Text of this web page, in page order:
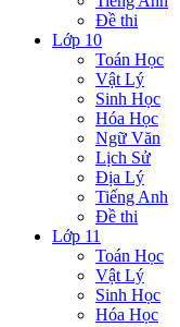
Đề thi
Lớp 10
Toán Học
Vật Lý
Sinh Học
Hóa Học
Ngữ Văn
Lịch Sử
Địa Lý
Tiếng Anh
Đề thi
Lớp 11
Toán Học
Vật Lý
Sinh Học
Hóa Học